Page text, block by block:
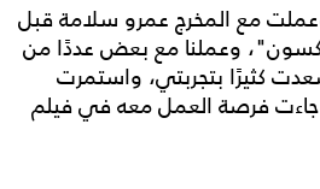
مع المخرج عمرو سلامة قبل
وعملنا مع بعض عددًا من
كثيرًا بتجربتي، واستمرت
جاءت فرصة العمل معه في فيلم